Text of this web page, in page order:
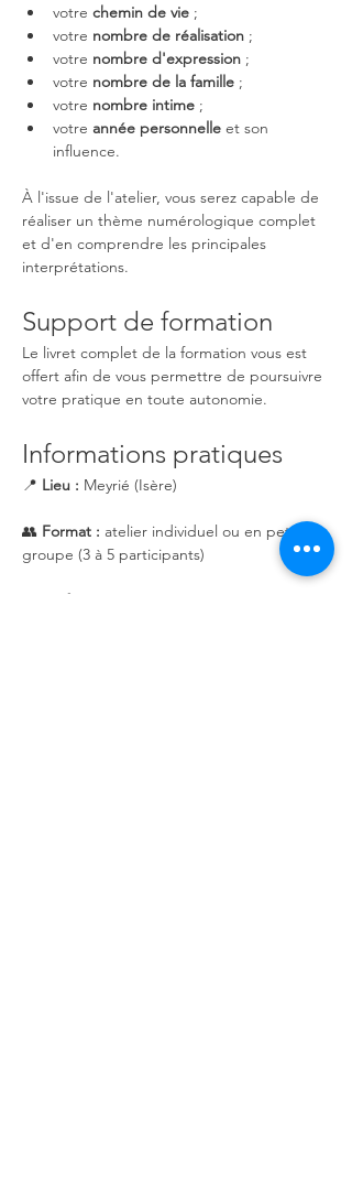
votre chemin de vie ;
votre nombre de réalisation ;
votre nombre d'expression ;
votre nombre de la famille ;
votre nombre intime ;
votre année personnelle et son
influence.
À l'issue de l'atelier, vous serez capable de
réaliser un thème numérologique complet
et d'en comprendre les principales
interprétations.
Support de formation
Le livret complet de la formation vous est
offert afin de vous permettre de poursuivre
votre pratique en toute autonomie.
Informations pratiques
📍 Lieu : Meyrié (Isère)
👥 Format : atelier individuel ou en petit
groupe (3 à 5 participants)
Tarifs :